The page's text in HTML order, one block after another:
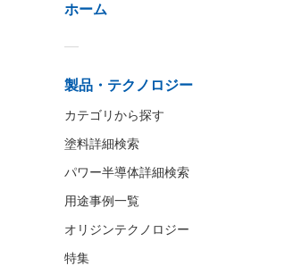
ホーム
製品・テクノロジー
カテゴリから探す
塗料詳細検索
パワー半導体詳細検索
用途事例一覧
オリジンテクノロジー
特集